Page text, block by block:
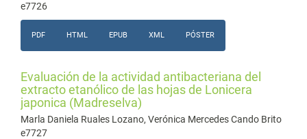
e7726
PDF HTML EPUB XML PÓSTER
Evaluación de la actividad antibacteriana del
extracto etanólico de las hojas de Lonicera
japonica (Madreselva)
Marla Daniela Ruales Lozano, Verónica Mercedes Cando Brito
e7727